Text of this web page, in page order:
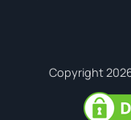
Copyright